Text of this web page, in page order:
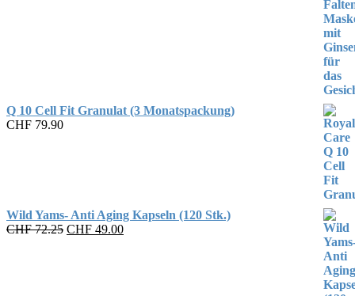
Q 10 Cell Fit Granulat (3 Monatspackung)
CHF 79.90
Wild Yams- Anti Aging Kapseln (120 Stk.)
CHF72.25 Original
CHF 49.00Current